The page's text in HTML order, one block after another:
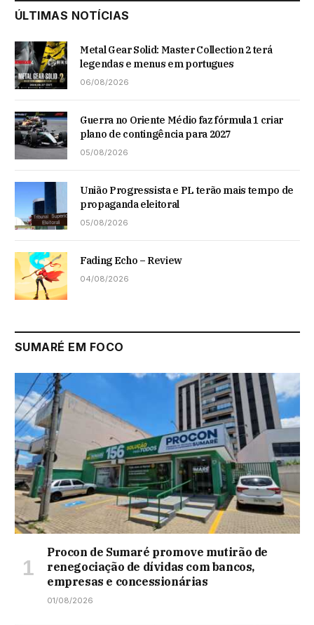
ÚLTIMAS NOTÍCIAS
Metal Gear Solid: Master Collection 2 terá
legendas e menus em portugues
06/08/2026
Guerra no Oriente Médio faz fórmula 1 criar
plano de contingência para 2027
05/08/2026
União Progressista e PL terão mais tempo de
propaganda eleitoral
05/08/2026
Fading Echo – Review
04/08/2026
SUMARÉ EM FOCO
Procon de Sumaré promove mutirão de
renegociação de dívidas com bancos,
empresas e concessionárias
01/08/2026